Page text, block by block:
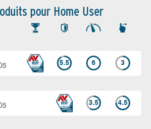
pour Home User
5.5 6 3
3.5 4.5